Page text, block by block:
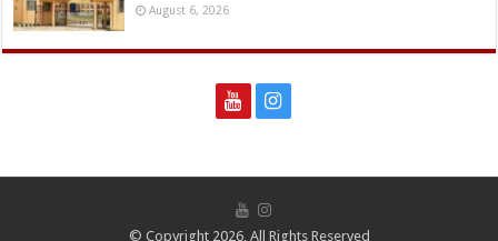
August 6, 2026
© Copyright 2026, All Rights Reserved